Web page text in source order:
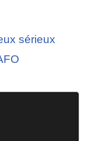
sérieux